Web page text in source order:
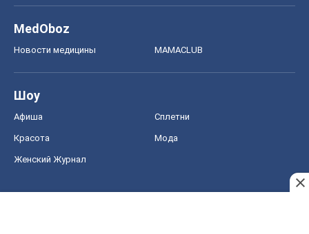
MedOboz
Новости медицины MAMACLUB
Шоу
Афиша Сплетни
Красота Мода
Женский Журнал